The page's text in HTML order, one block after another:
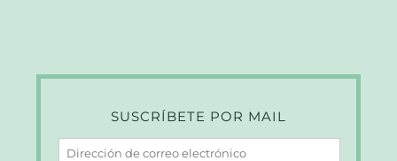
SUSCRÍBETE POR MAIL
Dirección